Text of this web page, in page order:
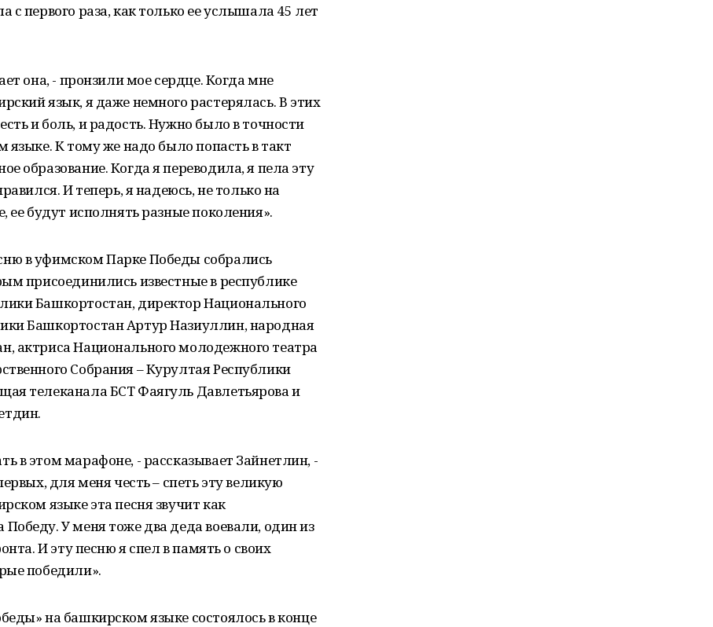
первого раза, как только ее услышала 45 лет
она, - пронзили мое сердце. Когда мне
язык, я даже немного растерялась. В этих
и боль, и радость. Нужно было в точности
языке. К тому же надо было попасть в такт
образование. Когда я переводила, я пела эту
И теперь, я надеюсь, не только на
будут исполнять разные поколения».
в уфимском Парке Победы собрались
присоединились известные в республике
Башкортостан, директор Национального
Башкортостан Артур Назиуллин, народная
актриса Национального молодежного театра
Собрания – Курултая Республики
телеканала БСТ Фаягуль Давлетьярова и
в этом марафоне, - рассказывает Зайнетлин, -
для меня честь – спеть эту великую
языке эта песня звучит как
У меня тоже два деда воевали, один из
И эту песню я спел в память о своих
победили».
на башкирском языке состоялось в конце